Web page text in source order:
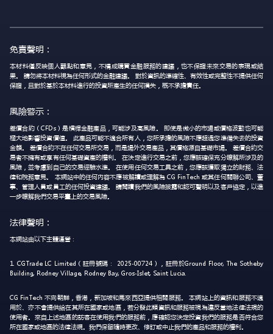
免責聲明：
本材料僅反映個人觀點和意見，不構成購買金融服務的建議，也不保證未來交易的表現或結
果。 請勿將本材料視為任何形式的金融建議。 對於資訊的準確性、有效性或完整性不提供任何
保證，且對於基於本材料進行的投資所產生的任何損失，概不承擔責任。
風險警示：
差價合約（CFDs）是槓桿金融產品，可能涉及高風險。 即使是微小的市場或價格波動也可能
極大地影響投資價值。 此產品可能不適合所有人，您所承擔的風險不應超過您準備失去的投資
金額。 差價合約不在任何交易所交易，而是場外交易產品，其價格源自基礎市場。 差價合約交
易者不擁有或享有任何基礎資產的權利。 在決定進行交易之前，您應該確保充分瞭解所涉及的
風險，並考慮到自己的交易經驗水準。 在使用任何交易工具之前，您應該獲取獨立的財務、法
律和稅務意見。 本網站中的任何內容不應被解讀或理解為 CG FinTech 或其任何關聯公司、董
事、管理人員或員工的任何投資建議。 請閱讀我們的風險披露和認可聲明以及客戶協定，以進
一步瞭解我們交易平臺上的交易風險。
法律聲明：
本網站由以下主體運營：
1. CGTrade LC Limited（註冊號碼： 2025-00724），註冊於Ground Floor, The Sotheby
Building, Rodney Village, Rodney Bay, Gros-Islet, Saint Lucia.
CG FinTech 不向朝鮮，香港，新加坡和馬來西亞提供相關服務。 本網站上的資訊和服務不適
用於、亦不會提供給在其所在國家或地區，若分發此類資訊和服務被視為違反當地法律法規的
使用者。來自上述地區的訪客在使用我們的服務前，應確認您決定投資我們的服務是否符合您
所在國家或地區的法律法規。我們保留隨時更改、修訂或中止我們的產品和服務的權利。